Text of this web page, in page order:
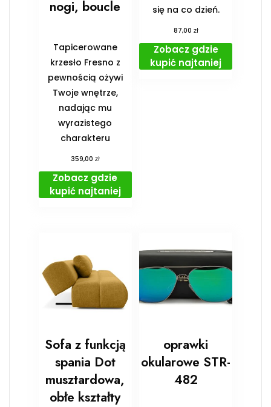
nogi, boucle
Tapicerowane
krzesło Fresno z
pewnością ożywi
Twoje wnętrze,
nadając mu
wyrazistego
charakteru
359,00 zł
Zobacz gdzie
kupić najtaniej
się na co dzień.
87,00 zł
Zobacz gdzie
kupić najtaniej
Sofa z funkcją
spania Dot
musztardowa,
obłe kształty
oprawki
okularowe STR-
482